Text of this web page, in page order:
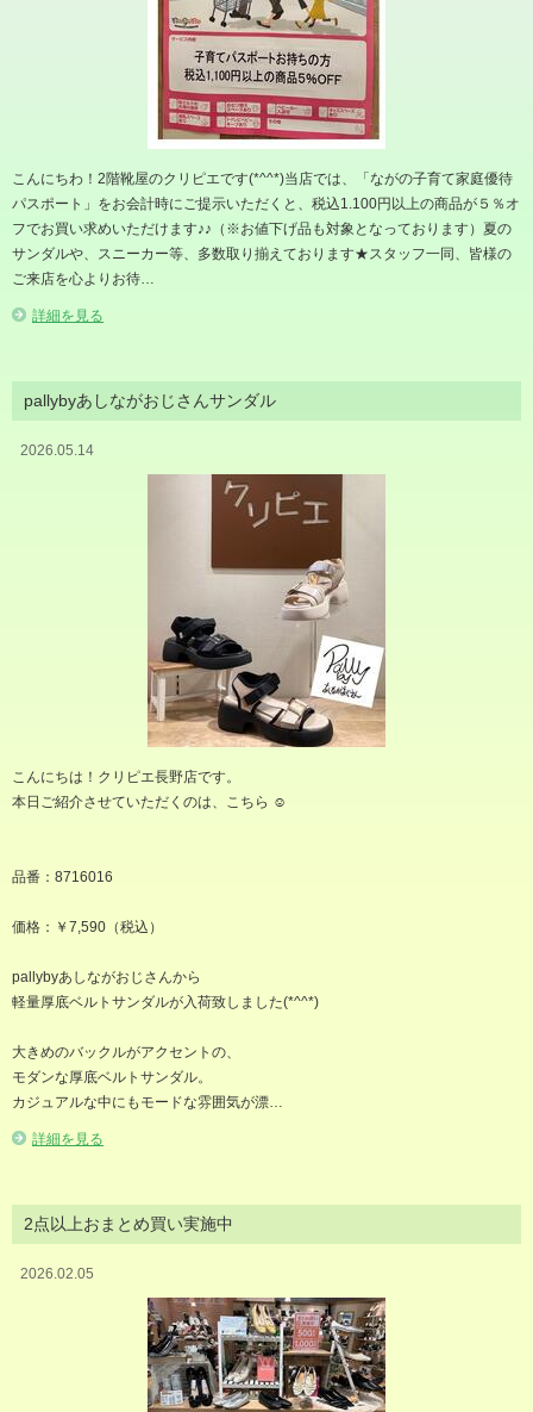
こんにちわ！2階靴屋のクリピエです(*^^*)当店では、「ながの子育て家庭優待
パスポート」をお会計時にご提示いただくと、税込1.100円以上の商品が５％オ
フでお買い求めいただけます♪♪（※お値下げ品も対象となっております）夏の
サンダルや、スニーカー等、多数取り揃えております★スタッフ一同、皆様の
ご来店を心よりお待…
詳細を見る
pallybyあしながおじさんサンダル
2026.05.14
こんにちは！クリピエ長野店です。
本日ご紹介させていただくのは、こちら‪︎ ‪︎☺︎
品番：8716016
価格：￥7,590（税込）
pallybyあしながおじさんから
軽量厚底ベルトサンダルが入荷致しました(*^^*)
大きめのバックルがアクセントの、
モダンな厚底ベルトサンダル。
カジュアルな中にもモードな雰囲気が漂…
詳細を見る
2点以上おまとめ買い実施中
2026.02.05